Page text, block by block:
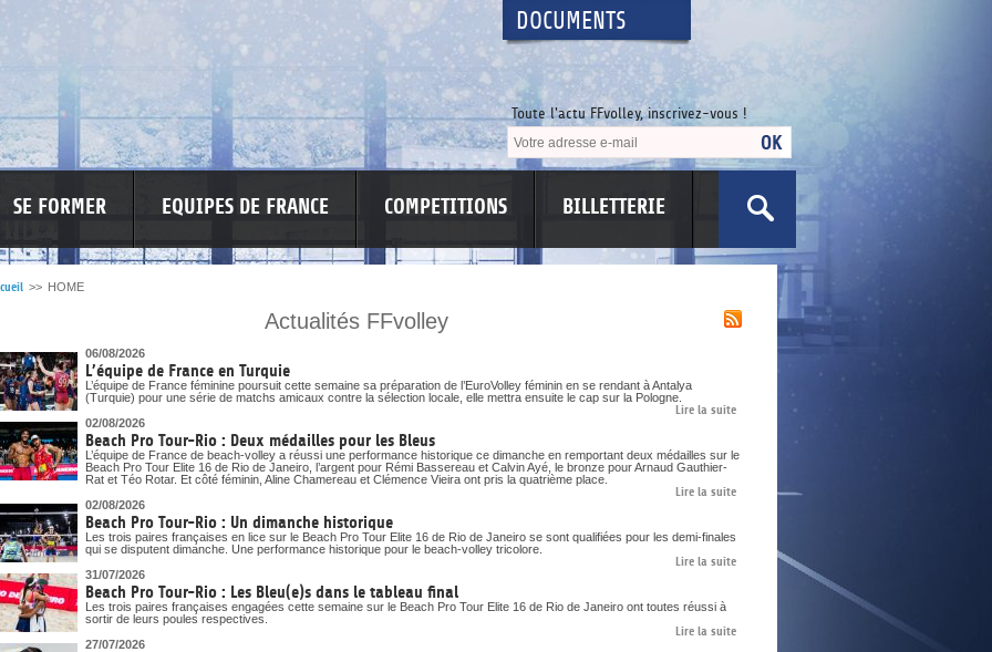
DOCUMENTS
Toute l'actu FFvolley, inscrivez-vous !
SE FORMER EQUIPES DE FRANCE COMPETITIONS BILLETTERIE
INFORMATIONS CORONAVIRUS
SITUATION SANITAIRE
COVID-19
>> HOME
Actualités FFvolley
06/08/2026
L’équipe de France en Turquie
L’équipe de France féminine poursuit cette semaine sa préparation de l’EuroVolley féminin en se rendant à Antalya
(Turquie) pour une série de matchs amicaux contre la sélection locale, elle mettra ensuite le cap sur la Pologne.
Lire la suite
02/08/2026
Beach Pro Tour-Rio : Deux médailles pour les Bleus
L’équipe de France de beach-volley a réussi une performance historique ce dimanche en remportant deux médailles sur le
Beach Pro Tour Elite 16 de Rio de Janeiro, l’argent pour Rémi Bassereau et Calvin Ayé, le bronze pour Arnaud Gauthier-
Rat et Téo Rotar. Et côté féminin, Aline Chamereau et Clémence Vieira ont pris la quatrième place.
Lire la suite
02/08/2026
Beach Pro Tour-Rio : Un dimanche historique
Les trois paires françaises en lice sur le Beach Pro Tour Elite 16 de Rio de Janeiro se sont qualifiées pour les demi-finales
qui se disputent dimanche. Une performance historique pour le beach-volley tricolore.
Lire la suite
31/07/2026
Beach Pro Tour-Rio : Les Bleu(e)s dans le tableau final
Les trois paires françaises engagées cette semaine sur le Beach Pro Tour Elite 16 de Rio de Janeiro ont toutes réussi à
sortir de leurs poules respectives.
Lire la suite
27/07/2026